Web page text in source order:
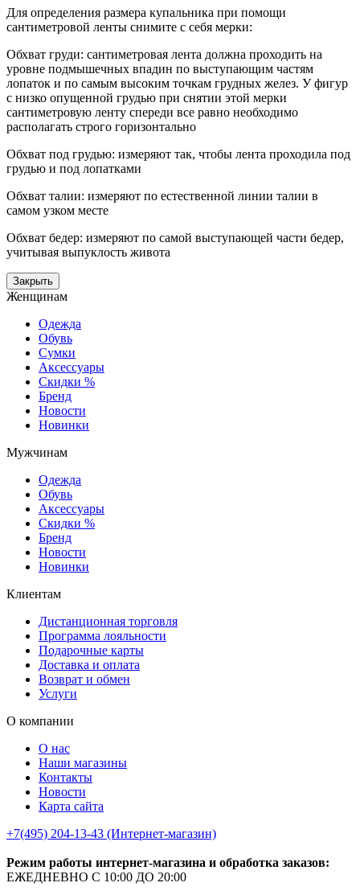
Для определения размера купальника при помощи
сантиметровой ленты снимите с себя мерки:
Обхват груди: сантиметровая лента должна проходить на
уровне подмышечных впадин по выступающим частям
лопаток и по самым высоким точкам грудных желез. У фигур
с низко опущенной грудью при снятии этой мерки
сантиметровую ленту спереди все равно необходимо
располагать строго горизонтально
Обхват под грудью: измеряют так, чтобы лента проходила под
грудью и под лопатками
Обхват талии: измеряют по естественной линии талии в
самом узком месте
Обхват бедер: измеряют по самой выступающей части бедер,
учитывая выпуклость живота
Закрыть
Женщинам
Одежда
Обувь
Сумки
Аксессуары
Скидки %
Бренд
Новости
Новинки
Мужчинам
Одежда
Обувь
Аксессуары
Скидки %
Бренд
Новости
Новинки
Клиентам
Дистанционная торговля
Программа лояльности
Подарочные карты
Доставка и оплата
Возврат и обмен
Услуги
О компании
О нас
Наши магазины
Контакты
Новости
Карта сайта
+7(495) 204-13-43 (Интернет-магазин)
Режим работы интернет-магазина и обработка заказов:
ЕЖЕДНЕВНО С 10:00 ДО 20:00